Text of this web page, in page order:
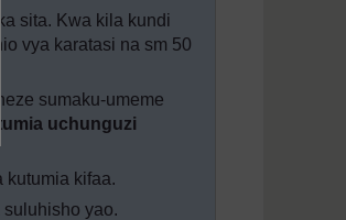
sita. Kwa kila kundi
vya karatasi na sm 50
sumaku-umeme
uchunguzi
kutumia kifaa.
yao.